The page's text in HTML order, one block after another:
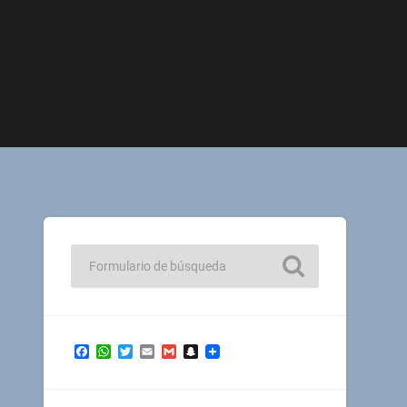
Facebook
WhatsApp
TwitterEmailGmailSnapchat